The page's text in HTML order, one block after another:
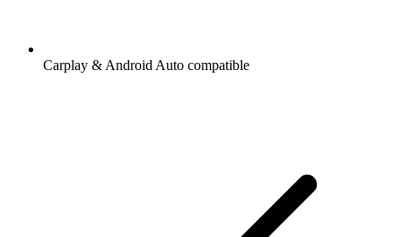
Carplay & Android Auto compatible